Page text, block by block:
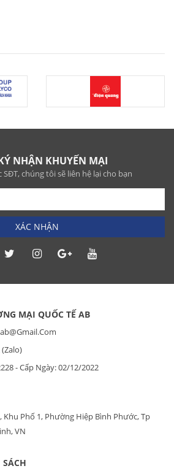
NHẬN KHUYẾN MẠI
SĐT, chúng tôi sẽ liên hệ lại cho bạn
XÁC NHẬN
MẠI QUỐC TẾ AB
- Cấp Ngày: 02/12/2022
Khu Phố 1, Phường Hiệp Bình Phước, Tp
VN